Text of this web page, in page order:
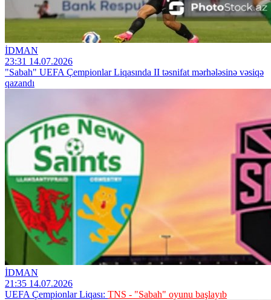
İDMAN
23:31 14.07.2026
"Sabah" UEFA Çempionlar Liqasında II təsnifat mərhələsinə vəsiqə
qazandı
İDMAN
21:35 14.07.2026
UEFA Çempionlar Liqası: TNS - "Sabah" oyunu başlayıb